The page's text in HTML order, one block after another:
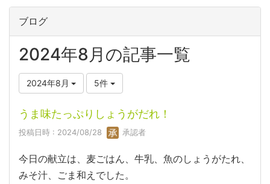
ブログ
2024年8月の記事一覧
2024年8月 5件
うま味たっぷりしょうがだれ！
投稿日時 : 2024/08/28 承認者
今日の献立は、麦ごはん、牛乳、魚のしょうがたれ、
みそ汁、ごま和えでした。